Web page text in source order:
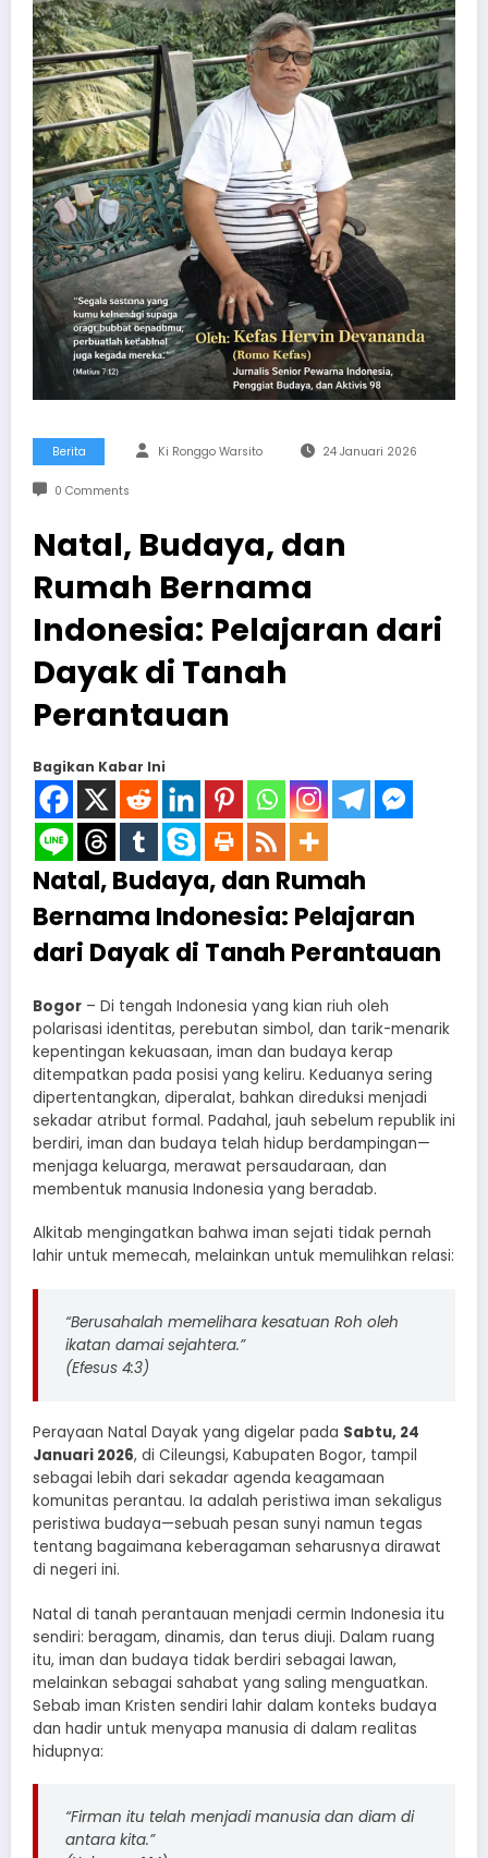
Berita Ki Ronggo Warsito 24 Januari 2026
0 Comments
Natal, Budaya, dan
Rumah Bernama
Indonesia: Pelajaran dari
Dayak di Tanah
Perantauan
Bagikan Kabar Ini
Natal, Budaya, dan Rumah
Bernama Indonesia: Pelajaran
dari Dayak di Tanah Perantauan
Bogor – Di tengah Indonesia yang kian riuh oleh
polarisasi identitas, perebutan simbol, dan tarik-menarik
kepentingan kekuasaan, iman dan budaya kerap
ditempatkan pada posisi yang keliru. Keduanya sering
dipertentangkan, diperalat, bahkan direduksi menjadi
sekadar atribut formal. Padahal, jauh sebelum republik ini
berdiri, iman dan budaya telah hidup berdampingan—
menjaga keluarga, merawat persaudaraan, dan
membentuk manusia Indonesia yang beradab.
Alkitab mengingatkan bahwa iman sejati tidak pernah
lahir untuk memecah, melainkan untuk memulihkan relasi:
“Berusahalah memelihara kesatuan Roh oleh
ikatan damai sejahtera.”
(Efesus 4:3)
Perayaan Natal Dayak yang digelar pada Sabtu, 24
Januari 2026, di Cileungsi, Kabupaten Bogor, tampil
sebagai lebih dari sekadar agenda keagamaan
komunitas perantau. Ia adalah peristiwa iman sekaligus
peristiwa budaya—sebuah pesan sunyi namun tegas
tentang bagaimana keberagaman seharusnya dirawat
di negeri ini.
Natal di tanah perantauan menjadi cermin Indonesia itu
sendiri: beragam, dinamis, dan terus diuji. Dalam ruang
itu, iman dan budaya tidak berdiri sebagai lawan,
melainkan sebagai sahabat yang saling menguatkan.
Sebab iman Kristen sendiri lahir dalam konteks budaya
dan hadir untuk menyapa manusia di dalam realitas
hidupnya:
“Firman itu telah menjadi manusia dan diam di
antara kita.”